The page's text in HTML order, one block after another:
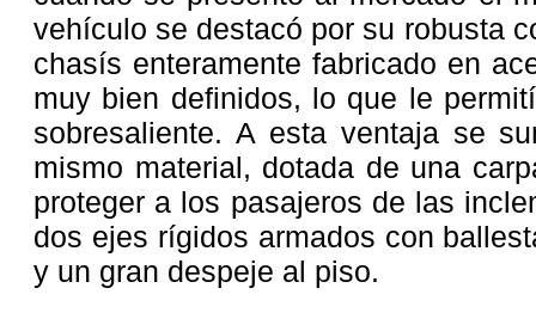
vehículo se destacó por su robusta
chasís enteramente fabricado en
muy bien definidos, lo que le
sobresaliente. A esta ventaja se
mismo material, dotada de una
proteger a los pasajeros de las
dos ejes rígidos armados con
y un gran despeje al piso.